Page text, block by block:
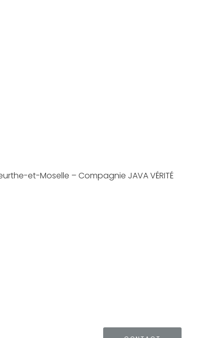
et-Moselle – Compagnie JAVA VÉRITÉ